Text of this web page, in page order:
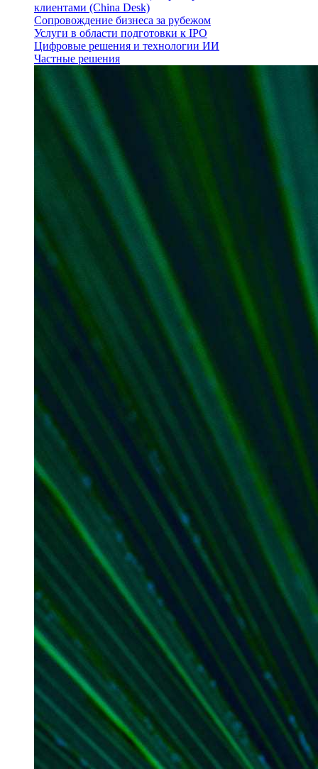
клиентами (China Desk)
Сопровождение бизнеса за рубежом
Услуги в области подготовки к IPO
Цифровые решения и технологии ИИ
Частные решения